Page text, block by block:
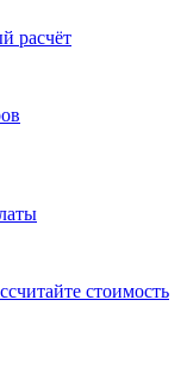
расчёт
стоимость